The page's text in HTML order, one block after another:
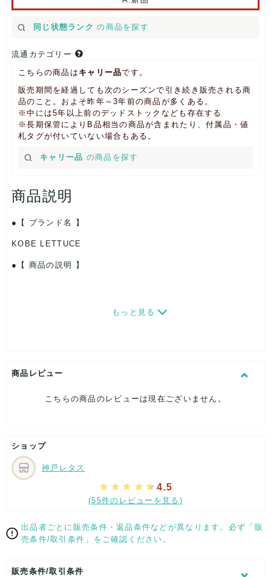
同じ状態ランク の商品を探す
流通カテゴリー
こちらの商品は キャリー品です。
販売期間を経過しても次のシーズンで引き続き販売される商
品のこと。およそ昨年～3年前の商品が多くある。
※中には5年以上前のデッドストックなども存在する
※長期保管によりB品相当の商品が含まれたり、付属品・値
札タグが付いていない場合もある。
キャリー品 の商品を探す
商品説明
【 ブランド名 】
KOBE LETTUCE
【 商品の説明 】
もっと見る
商品レビュー
こちらの商品のレビューは現在ございません。
ショップ
神戸レタス
4.5
(55件のレビューを見る)
出品者ごとに販売条件・返品条件などが異なります。必ず「販
売条件/取引条件」をご確認ください。
販売条件/取引条件